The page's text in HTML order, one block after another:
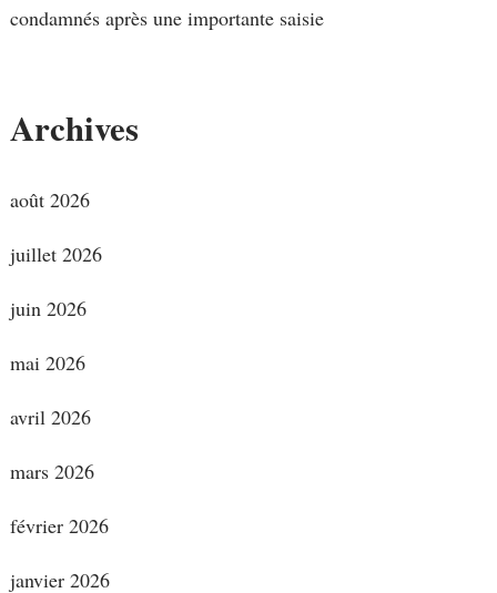
condamnés après une importante saisie
Archives
août 2026
juillet 2026
juin 2026
mai 2026
avril 2026
mars 2026
février 2026
janvier 2026